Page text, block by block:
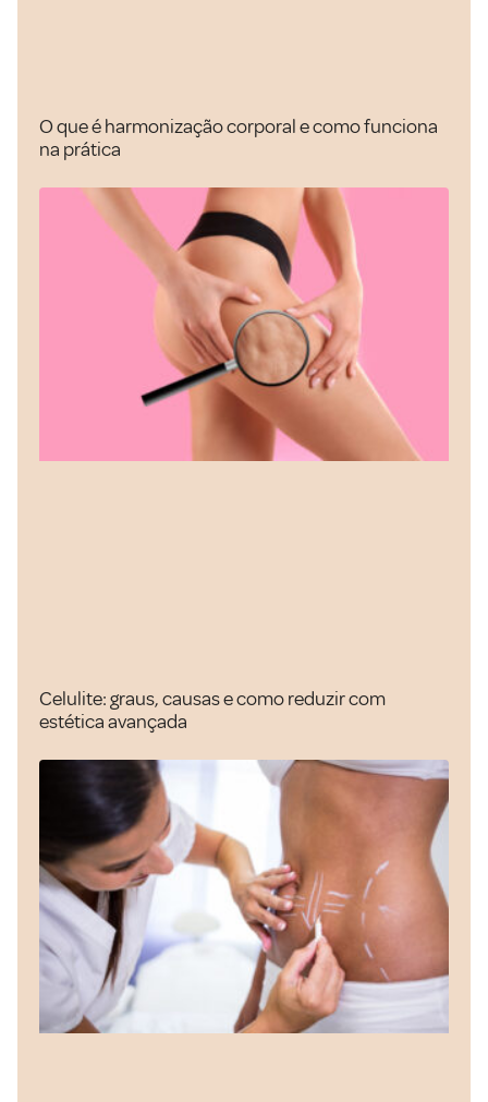
O que é harmonização corporal e como funciona
na prática
Celulite: graus, causas e como reduzir com
estética avançada